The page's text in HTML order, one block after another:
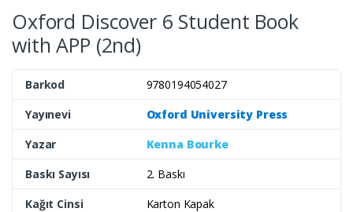
Oxford Discover 6 Student Book
with APP (2nd)
Barkod
9780194054027
Yayınevi
Oxford University Press
Yazar
Kenna Bourke
Baskı Sayısı
2. Baskı
Kağıt Cinsi
Karton Kapak